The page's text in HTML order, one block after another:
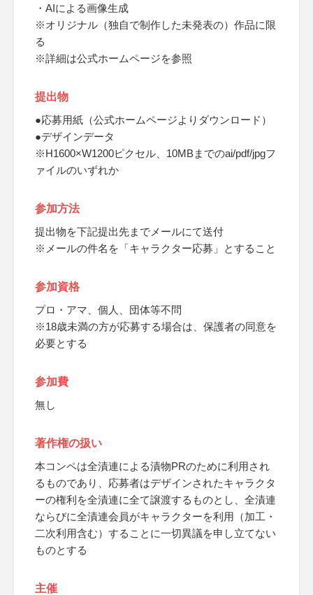
・AIによる画像生成
※オリジナル（独自で制作した未発表の）作品に限
る
※詳細は公式ホームページを参照
提出物
●応募用紙（公式ホームページよりダウンロード）
●デザインデータ
※H1600×W1200ピクセル、10MBまでのai/pdf/jpgフ
ァイルのいずれか
参加方法
提出物を下記提出先までメールにて送付
※メールの件名を「キャラクター応募」とすること
参加資格
プロ・アマ、個人、団体等不問
※18歳未満の方が応募する場合は、保護者の同意を
必要とする
参加費
無し
著作権の扱い
本コンペは全漬連による漬物PRのために利用され
るものであり、応募者はデザインされたキャラクタ
ーの権利を全漬連に全て譲渡するものとし、全漬連
ならびに全漬連会員がキャラクターを利用（加工・
二次利用含む）することに一切異議を申し立てない
ものとする
主催